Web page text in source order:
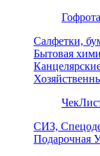
Салфетки,
Бытовая
СИЗ,
Подарочная